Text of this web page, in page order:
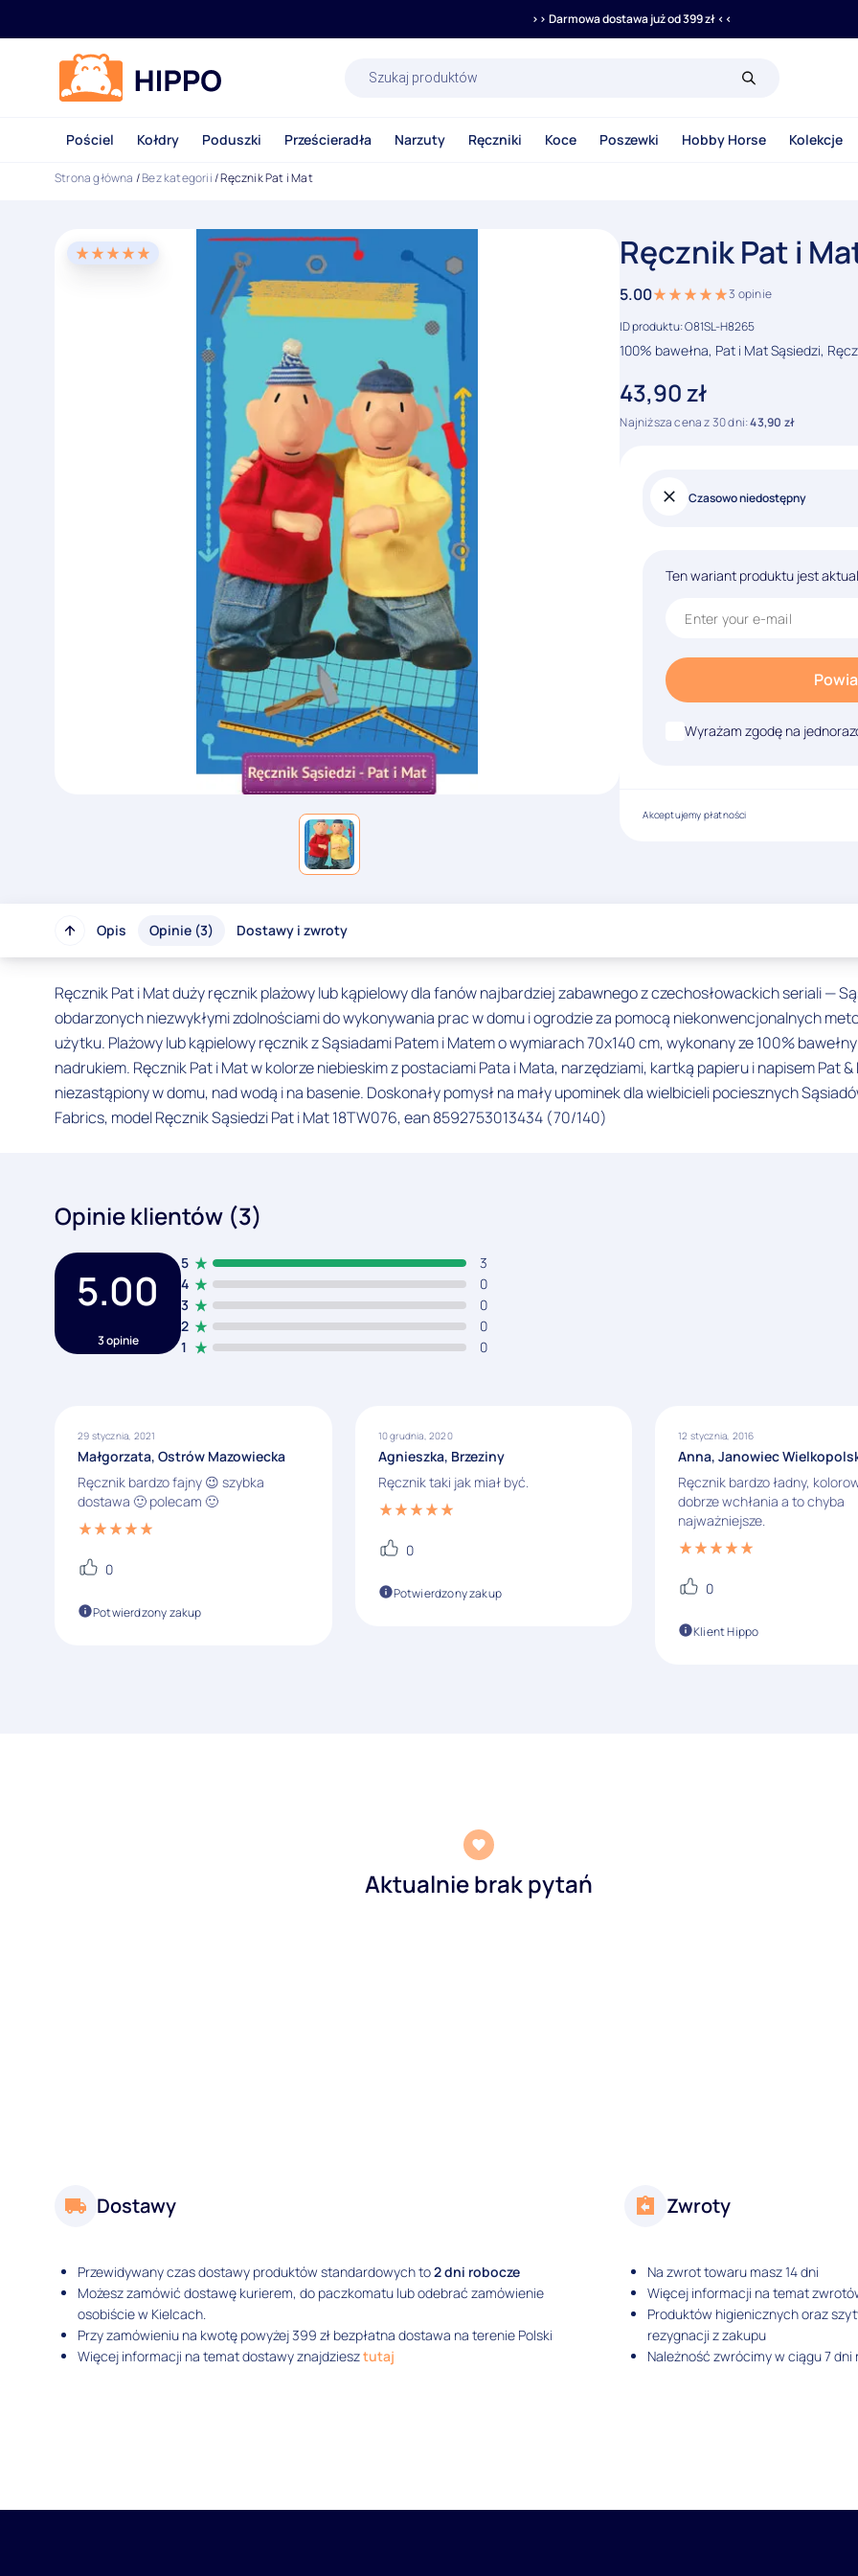
>> Darmowa dostawa już od 399 zł <<
produktów
Pościel Kołdry Poduszki Prześcieradła Narzuty Ręczniki Koce Poszewki Hobby Horse Kolekcje
Strona główna /Bez kategorii/ Ręcznik Pat i Mat
Ręcznik Pat i
5.00 3 opinie
ID produktu: O81SL-H8265
100% bawełna, Pat i Mat Sąsiedzi,
43,90zł
Najniższa cena z 30 dni:43,90 zł
Czasowo niedostępny
Ten wariant produktu jest
Wyrażam zgodę na
Akceptujemy płatności
Opis Opinie (3) Dostawy i zwroty
Ręcznik Pat i Mat duży ręcznik plażowy lub kąpielowy dla fanów najbardziej zabawnego z czechosłowackich seriali —
obdarzonych niezwykłymi zdolnościami do wykonywania prac w domu i ogrodzie za pomocą niekonwencjonalnych
użytku. Plażowy lub kąpielowy ręcznik z Sąsiadami Patem i Matem o wymiarach 70x140 cm, wykonany ze 100%
nadrukiem. Ręcznik Pat i Mat w kolorze niebieskim z postaciami Pata i Mata, narzędziami, kartką papieru i napisem Pat
niezastąpiony w domu, nad wodą i na basenie. Doskonały pomysł na mały upominek dla wielbicieli pociesznych
Fabrics, model Ręcznik Sąsiedzi Pat i Mat 18TW076, ean 8592753013434 (70/140)
Opinie klientów (3)
5.00
3 opinie 1 0
2 0
3 0
4 0
5 3
29 stycznia, 2021
Małgorzata, Ostrów Mazowiecka
Ręcznik bardzo fajny 😉 szybka
dostawa 🙂 polecam 🙂
0
Potwierdzony zakup
10 grudnia, 2020
Agnieszka, Brzeziny
Ręcznik taki jak miał być.
0
Potwierdzony zakup
12 stycznia, 2016
Anna, Janowiec
Ręcznik bardzo ładny,
dobrze wchłania a to chyba
najważniejsze.
0
Klient Hippo
Aktualnie brak pytań
Dostawy
Przewidywany czas dostawy produktów standardowych to2 dni robocze
Możesz zamówić dostawę kurierem, do paczkomatu lub odebrać zamówienie
osobiście w Kielcach.
Przy zamówieniu na kwotę powyżej 399 zł bezpłatna dostawa na terenie Polski
Więcej informacji na temat dostawy znajdziesztutaj
Zwroty
Na zwrot towaru masz 14 dni
Więcej informacji na temat
Produktów higienicznych oraz
rezygnacji z zakupu
Należność zwrócimy w ciągu 7